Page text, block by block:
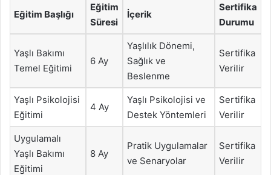
Eğitim Başlığı
Eğitim
Süresi
İçerik
Sertifika
Durumu
Yaşlı Bakımı
Temel Eğitimi
6 Ay
Yaşlılık Dönemi,
Sağlık ve
Beslenme
Sertifika
Verilir
Yaşlı Psikolojisi
Eğitimi
4 Ay
Yaşlı Psikolojisi ve
Destek Yöntemleri
Sertifika
Verilir
Uygulamalı
Yaşlı Bakımı
Eğitimi
8 Ay
Pratik Uygulamalar
ve Senaryolar
Sertifika
Verilir